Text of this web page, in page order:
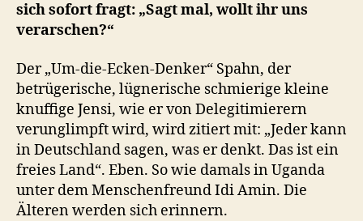
sich sofort fragt: „Sagt mal, wollt ihr uns
verarschen?“
Der „Um-die-Ecken-Denker“ Spahn, der
betrügerische, lügnerische schmierige kleine
knuffige Jensi, wie er von Delegitimierern
verunglimpft wird, wird zitiert mit: „Jeder kann
in Deutschland sagen, was er denkt. Das ist ein
freies Land“. Eben. So wie damals in Uganda
unter dem Menschenfreund Idi Amin. Die
Älteren werden sich erinnern.